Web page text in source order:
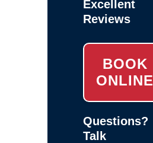
Excellent
Reviews
BOOK
ONLINE
Questions?
Talk